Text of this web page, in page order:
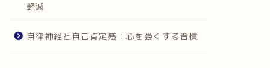
軽減
自律神経と自己肯定感：心を強くする習慣